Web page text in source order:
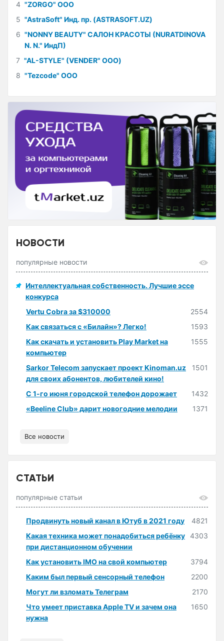
4 "ZORGO" ООО
5 "AstraSoft" Инд. пр. (ASTRASOFT.UZ)
6 "NONNY BEAUTY" САЛОН КРАСОТЫ (NURATDINOVA
N. N." ИндП)
7 "AL-STYLE" (VENDER" ООО)
8 "Tezcode" ООО
НОВОСТИ
популярные новости
Интеллектуальная собственность. Лучшие эссе
конкурса
Vertu Cobra за $310000
2554
Как связаться с «Билайн»? Легко!
1593
Как скачать и установить Play Market на
компьютер
1555
Sarkor Telecom запускает проект Kinoman.uz
для своих абонентов, любителей кино!
1501
С 1-го июня городской телефон дорожает
1432
«Beeline Club» дарит новогодние мелодии
1371
Все новости
СТАТЬИ
популярные статьи
Продвинуть новый канал в Ютуб в 2021 году
4821
Какая техника может понадобиться ребёнку
при дистанционном обучении
4303
Как установить IMO на свой компьютер
3794
Каким был первый сенсорный телефон
2200
Могут ли взломать Телеграм
2170
Что умеет приставка Apple TV и зачем она
нужна
1650